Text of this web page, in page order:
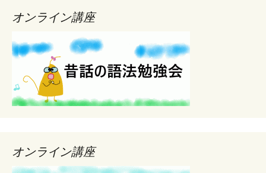
オンライン講座
オンライン講座